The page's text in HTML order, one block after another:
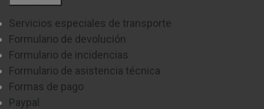
Servicios especiales de transporte
Formulario de devolución
Formulario de incidencias
Formulario de asistencia técnica
Formas de pago
Paypal